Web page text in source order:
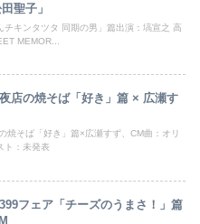
聖子」
チキンタツタ 同期の男」篇出演：塙宣之 高
MEMOR...
店の焼そば「好き」篇 × 広瀬す
焼そば「好き」篇×広瀬すず、CM曲：オリ
ト：未発表
フェア「チーズのうまさ！」篇